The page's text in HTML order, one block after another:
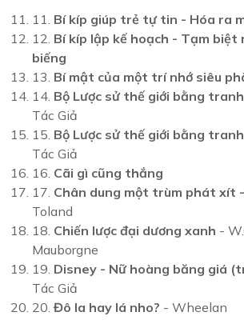
11. Bí kíp giúp trẻ tự tin - Hóa ra
12. Bí kíp lập kế hoạch - Tạm biệt
biếng
13. Bí mật của một trí nhớ siêu
14. Bộ Lược sử thế giới bằng
Tác Giả
15. Bộ Lược sử thế giới bằng
Tác Giả
16. Cãi gì cũng thắng
17. Chân dung một trùm phát xít
Toland
18. Chiến lược đại dương xanh -
Mauborgne
19. Disney - Nữ hoàng băng giá
Tác Giả
20. Đô la hay lá nho? - Wheelan